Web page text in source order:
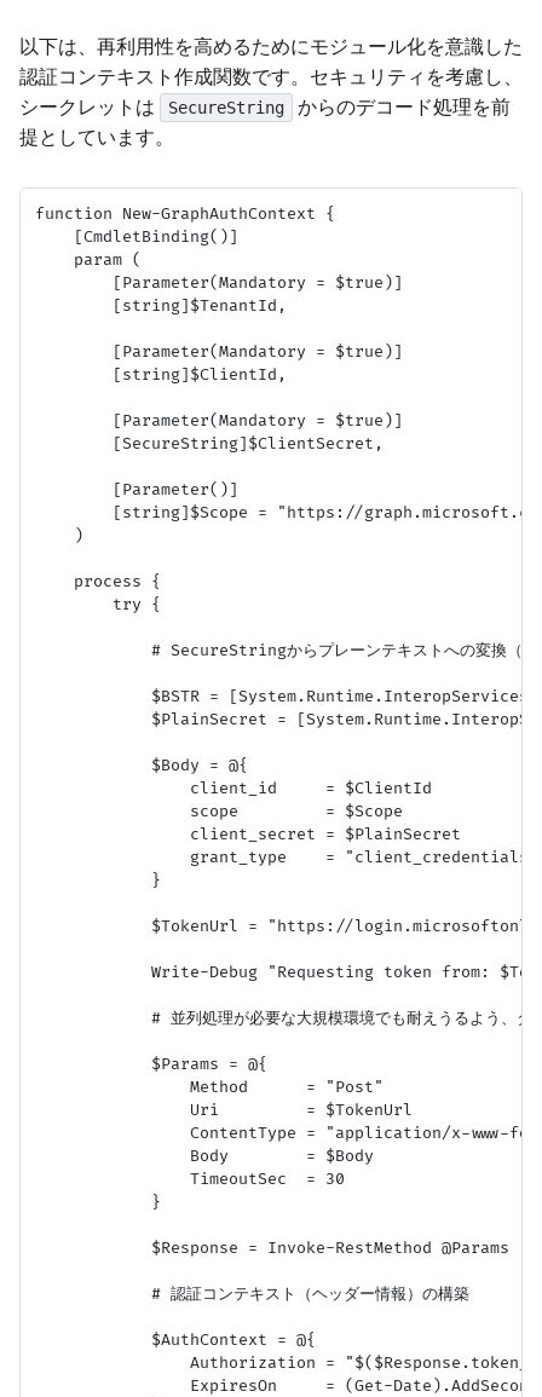
以下は、再利用性を高めるためにモジュール化を意識した
認証コンテキスト作成関数です。セキュリティを考慮し、
シークレットは
SecureString
からのデコード処理を前
提としています。
function New-GraphAuthContext {
    [CmdletBinding()]
    param (
        [Parameter(Mandatory = $true)]
        [string]$TenantId,
        [Parameter(Mandatory = $true)]
        [string]$ClientId,
        [Parameter(Mandatory = $true)]
        [SecureString]$ClientSecret,
        [Parameter()]
[string]$Scope = "https://
    )
    process {
        try {
# SecureStringからプレーンテキストへの変換（内
$BSTR =
$PlainSecret =
            $Body = @{
                client_id     = $ClientId
                scope         = $Scope
                client_secret = $PlainSecret
                grant_type    = "client_credentials"
            }
$TokenUrl = "https://
Write-Debug "Requesting token from:
# 並列処理が必要な大規模環境でも耐えうるよう、タ
            $Params = @{
                Method      = "Post"
                Uri         = $TokenUrl
ContentType = "application/x-www-
                Body        = $Body
                TimeoutSec  = 30
            }
            $Response = Invoke-RestMethod @Params
            # 認証コンテキスト（ヘッダー情報）の構築
            $AuthContext = @{
Authorization =
ExpiresOn     = (Get-